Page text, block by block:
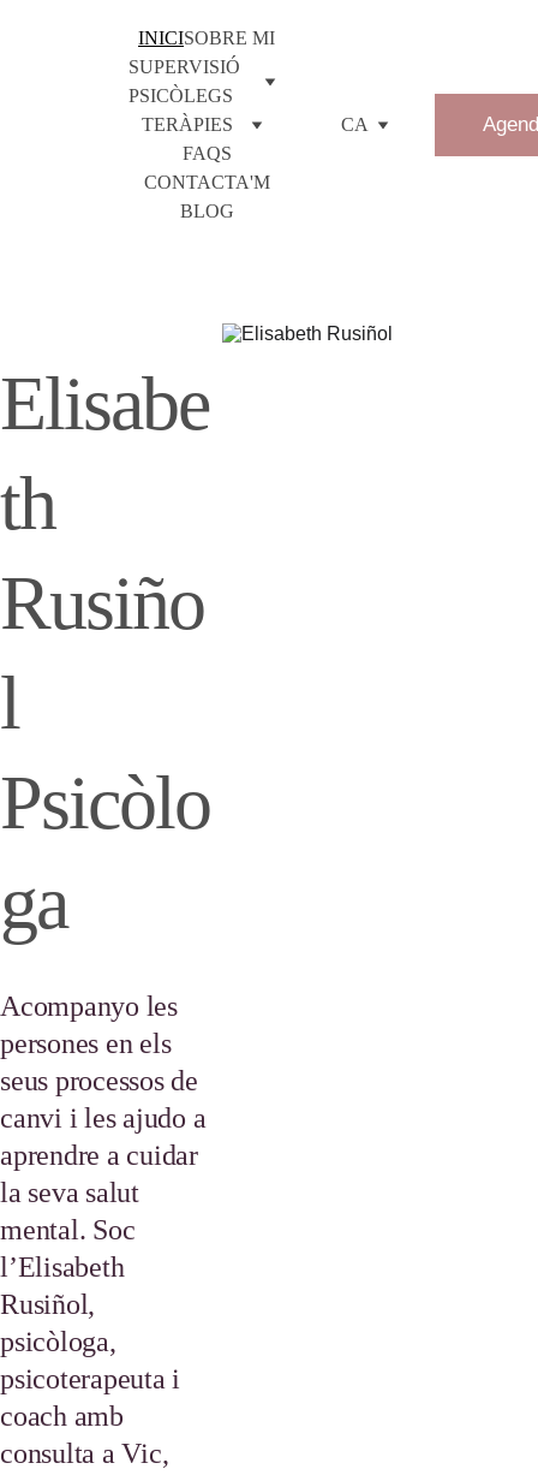
INICISOBRE MI
SUPERVISIÓ
PSICÒLEGS
TERÀPIES
FAQS
CONTACTA'M
BLOG
CA
Elisabe
th
Rusiño
l
Psicòlo
ga
Acompanyo les
persones en els
seus processos de
canvi i les ajudo a
aprendre a cuidar
la seva salut
mental. Soc
l’Elisabeth
Rusiñol,
psicòloga,
psicoterapeuta i
coach amb
consulta a Vic,